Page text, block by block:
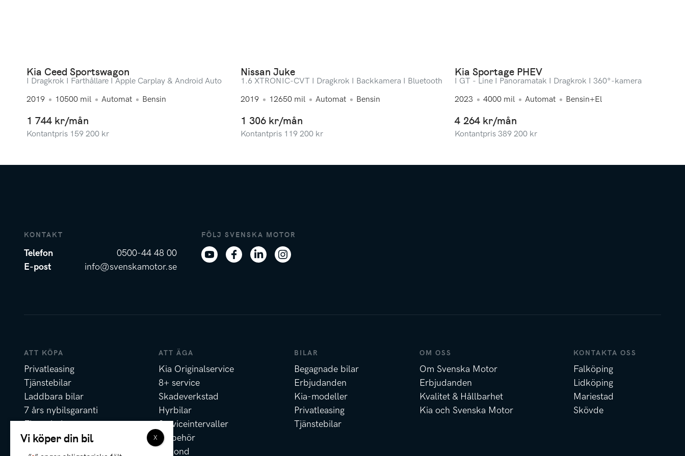
Kia Ceed Sportswagon
I Dragkrok I Farthållare I Apple Carplay & Android Auto
2019
10500 mil Automat Bensin
1 744 kr/mån
Kontantpris 159 200 kr
Nissan Juke
1.6 XTRONIC-CVT I Dragkrok I Backkamera I Bluetooth
2019
12650 mil Automat Bensin
1 306 kr/mån
Kontantpris 119 200 kr
Kia Sportage PHEV
I GT - Line I Panoramatak I Dragkrok I 360°-kamera
2023
4000 mil Automat Bensin+El
4 264 kr/mån
Kontantpris 389 200 kr
KONTAKT
Telefon
0500-44 48 00
E-post
info@svenskamotor.se
FÖLJ SVENSKA MOTOR
ATT KÖPA
Privatleasing
Tjänstebilar
Laddbara bilar
7 års nybilsgaranti
Finansiering
Försäkring
Erbjudanden
ATT ÄGA
Kia Originalservice
8+ service
Skadeverkstad
Hyrbilar
Serviceintervaller
Tillbehör
Rekond
BILAR
Begagnade bilar
Erbjudanden
Kia-modeller
Privatleasing
Tjänstebilar
OM OSS
Om Svenska Motor
Erbjudanden
Kvalitet & Hållbarhet
Kia och Svenska Motor
KONTAKTA OSS
Falköping
Lidköping
Mariestad
Skövde
Vi köper din bil